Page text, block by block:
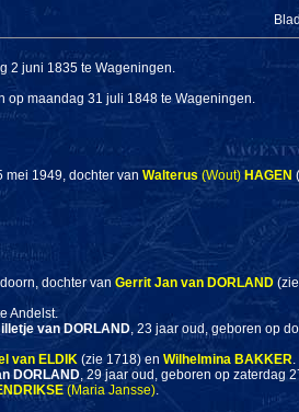
2 juni 1835 te Wageningen.
op maandag 31 juli 1848 te Wageningen.
mei 1949, dochter van Walterus (Wout) HAGEN
dochter van Gerrit Jan van DORLAND
Andelst.
van DORLAND, 23 jaar oud, geboren op
van ELDIK (zie 1718) en Wilhelmina BAKKER.
DORLAND, 29 jaar oud, geboren op zaterdag
(Maria Jansse).